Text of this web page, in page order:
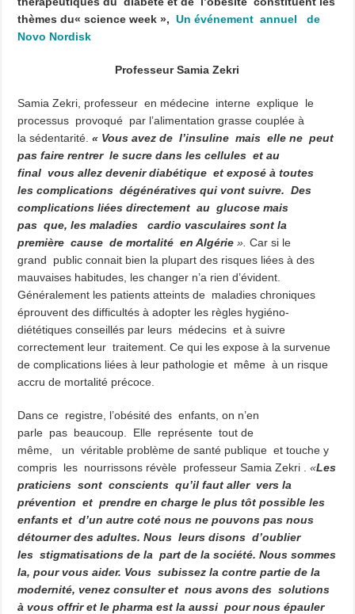
thèmes du« science week »,Un événement annuel de
Novo Nordisk
Professeur Samia Zekri
Samia Zekri, professeur en médecine interne explique le
processus provoqué par l’alimentation grasse couplée à
la sédentarité.« Vous avez de l’insuline mais elle ne peut
pas faire rentrer le sucre dans les cellules et au
final vous allez devenir diabétique et exposé à toutes
les complications dégénératives qui vont suivre. Des
complications liées directement au glucose mais
pas que, les maladies cardio vasculaires sont la
première cause de mortalité en Algérie ». Car si le
grand public connait bien la plupart des risques liées à des
mauvaises habitudes, les changer n’a rien d’évident.
Généralement les patients atteints de maladies chroniques
éprouvent des difficultés à adopter les règles hygiéno-
diététiques conseillés par leurs médecins et à suivre
correctement leur traitement. Ce qui les expose à la survenue
de complications liées à leur pathologie et même à un risque
accru de mortalité précoce.
Dans ce registre, l’obésité des enfants, on n’en
parle pas beaucoup. Elle représente tout de
même, un véritable problème de santé publique et touche y
compris les nourrissons révèle professeur Samia Zekri .«Les
praticiens sont conscients qu’il faut aller vers la
prévention et prendre en charge le plus tôt possible les
enfants et d’un autre coté nous ne pouvons pas nous
détourner des adultes. Nous leurs disons d’oublier
les stigmatisations de la part de la société. Nous sommes
la, pour vous aider. Vous subissez la contre partie de la
modernité, venez consulter et nous avons des solutions
à vous offrir et le pharma est la aussi pour nous épauler